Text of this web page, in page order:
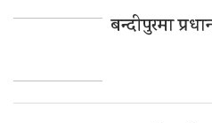
बन्दीपुरमा